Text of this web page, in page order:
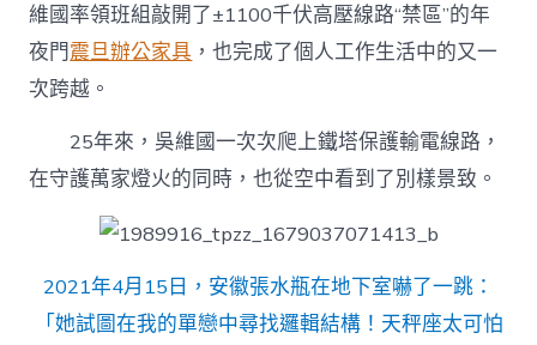
維國率領班組敲開了±1100千伏高壓線路“禁區”的年
夜門震旦辦公家具 ，也完成了個人工作生活中的又一
次跨越。
25年來，吳維國一次次爬上鐵塔保護輸電線路，
在守護萬家燈火的同時，也從空中看到了別樣景致。
2021年4月15日，安徽張水瓶在地下室嚇了一跳：
「她試圖在我的單戀中尋找邏輯結構！天秤座太可怕